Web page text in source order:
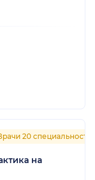
20
на